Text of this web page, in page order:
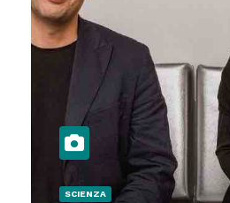
SCIENZA